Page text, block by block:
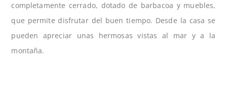
completamente cerrado, dotado de barbacoa y muebles,
que permite disfrutar del buen tiempo. Desde la casa se
pueden apreciar unas hermosas vistas al mar y a la
montaña.